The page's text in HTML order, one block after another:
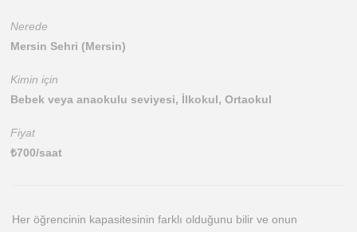
Nerede
Mersin Sehri (Mersin)
Kimin için
Bebek veya anaokulu seviyesi, İlkokul, Ortaokul
Fiyat
₺700/saat
Her öğrencinin kapasitesinin farklı olduğunu bilir ve onun